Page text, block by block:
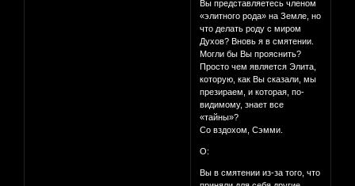
Вы представляетесь членом
«элитного рода» на Земле, но
что делать роду с миром
Духов? Вновь я в смятении.
Могли бы Вы прояснить?
Просто чем является Элита,
которую, как Вы сказали, мы
презираем, и которая, по-
видимому, знает все
«тайны»?
Со вздохом, Сэмми.
О:
Вы в смятении из-за того, что